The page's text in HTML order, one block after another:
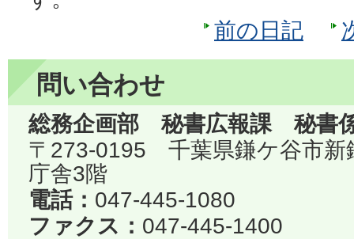
前の日記
問い合わせ
総務企画部 秘書広報課 秘書
〒273-0195 千葉県鎌ケ谷市
庁舎3階
電話： 047-445-1080
ファクス： 047-445-1400